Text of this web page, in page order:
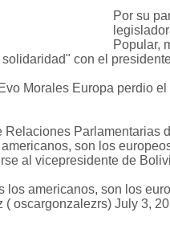
Por su
Popular,
con el
Morales Europa perdio
Relaciones Parlamentarias
son los
al vicepresidente de
los americanos, son los
( oscargonzalezrs) July 3,